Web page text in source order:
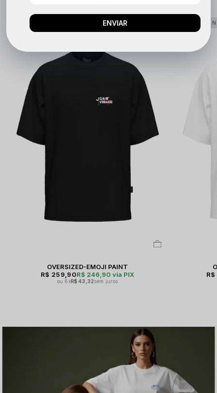
OVERSIZED-EMOJI PAINT
R$ 246,90 via PIX
R$ 259,90
6xR$ 43,32sem juros
ENVIAR